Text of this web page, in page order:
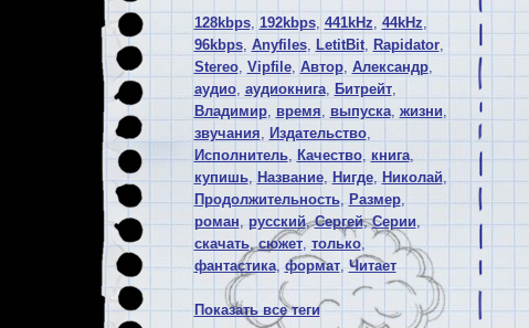
128kbps, 192kbps, 441kHz, 44kHz,
96kbps, Anyfiles, LetitBit, Rapidator,
Stereo, Vipfile, Автор, Александр,
аудио, аудиокнига, Битрейт,
Владимир, время, выпуска, жизни,
звучания, Издательство,
Исполнитель, Качество, книга,
купишь, Название, Нигде, Николай,
Продолжительность, Размер,
роман, русский,Сергей,Серии,
скачать,сюжет, только,
фантастика, формат, Читает
Показать все теги